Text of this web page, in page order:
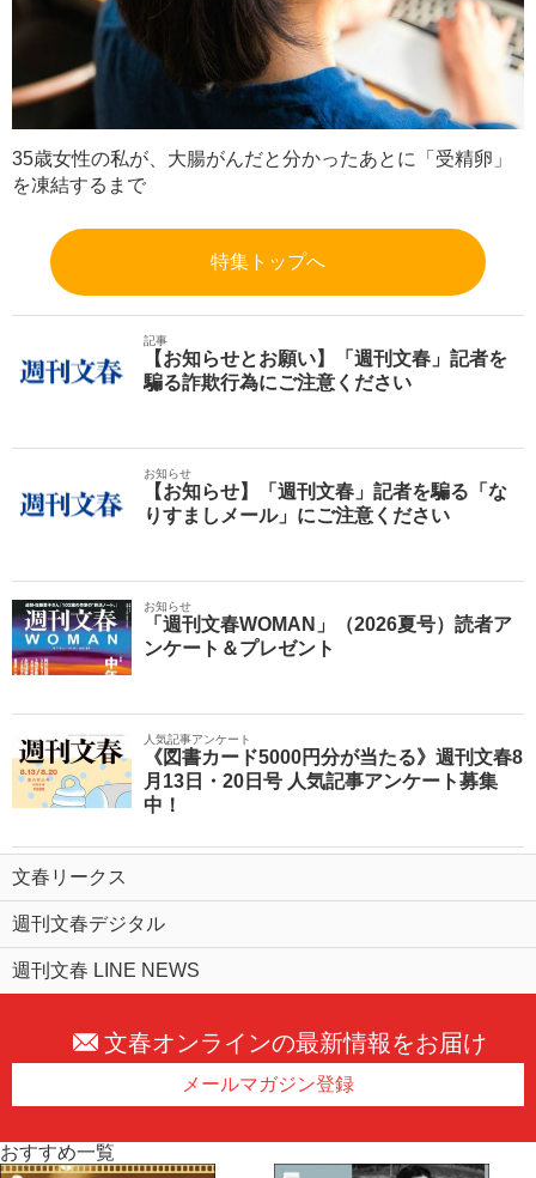
35歳女性の私が、大腸がんだと分かったあとに「受精卵」
を凍結するまで
特集トップへ
記事
【お知らせとお願い】「週刊文春」記者を
騙る詐欺行為にご注意ください
お知らせ
【お知らせ】「週刊文春」記者を騙る「な
りすましメール」にご注意ください
お知らせ
「週刊文春WOMAN」（2026夏号）読者ア
ンケート＆プレゼント
人気記事アンケート
《図書カード5000円分が当たる》週刊文春8
月13日・20日号 人気記事アンケート募集
中！
文春リークス
週刊文春デジタル
週刊文春 LINE NEWS
文春オンラインの最新情報をお届け
メールマガジン登録
おすすめ一覧